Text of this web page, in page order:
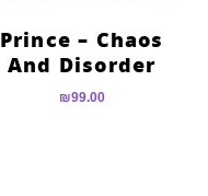
Prince – Chaos
And Disorder
₪99.00